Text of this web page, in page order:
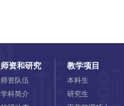
师资和研究
师资队伍
学科简介
教学项目
本科生
研究生